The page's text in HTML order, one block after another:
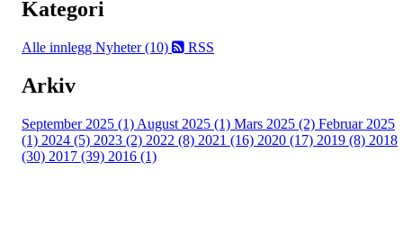
Kategori
Alle innlegg Nyheter (10) RSS
Arkiv
September 2025 (1) August 2025 (1) Mars 2025 (2) Februar 2025
(1) 2024 (5) 2023 (2) 2022 (8) 2021 (16) 2020 (17) 2019 (8) 2018
(30) 2017 (39) 2016 (1)